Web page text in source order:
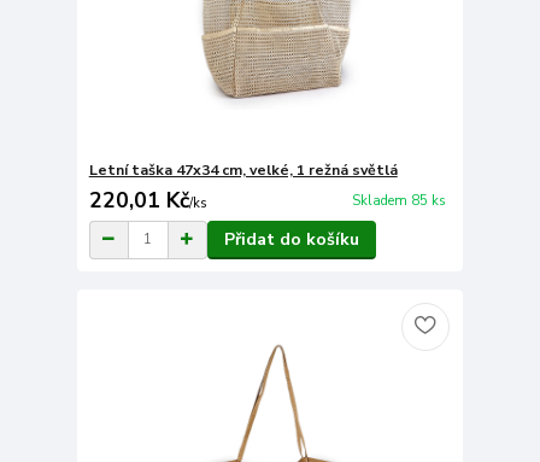
Letní taška 47x34 cm, velké, 1 režná světlá
220,01 Kč/ks Skladem 85 ks
Přidat do košíku